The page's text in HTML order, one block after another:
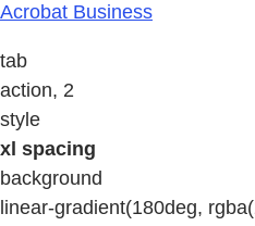
Acrobat Business
tab
action, 2
style
xl spacing
background
linear-gradient(180deg,